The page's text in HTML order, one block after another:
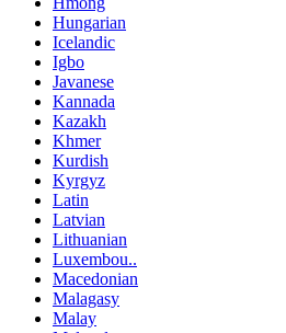
Hungarian
Icelandic
Igbo
Javanese
Kannada
Kazakh
Khmer
Kurdish
Kyrgyz
Latin
Latvian
Lithuanian
Luxembou..
Macedonian
Malagasy
Malay